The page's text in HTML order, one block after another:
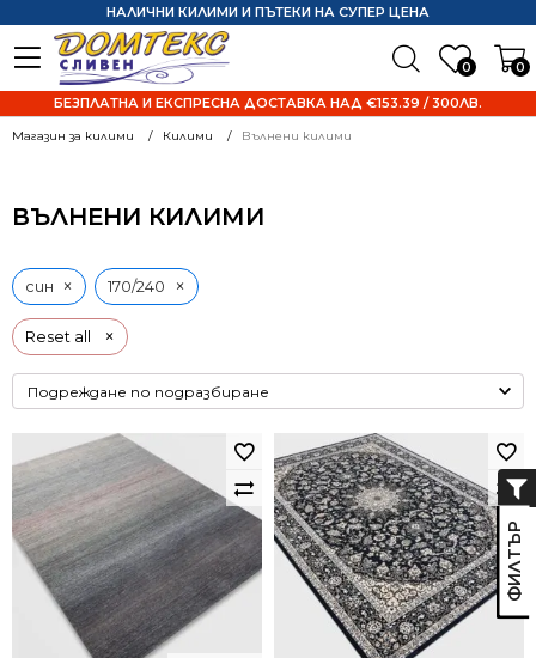
0 0
НАЛИЧНИ КИЛИМИ И ПЪТЕКИ НА СУПЕР ЦЕНА
БЕЗПЛАТНА И ЕКСПРЕСНА ДОСТАВКА НАД €153.39 / 300ЛВ.
Магазин за килими Килими Вълнени килими
ВЪЛНЕНИ КИЛИМИ
Reset all ×
син × 170/240 ×